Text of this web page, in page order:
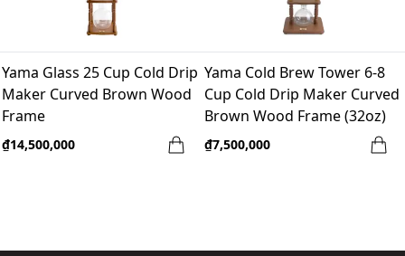
Yama Glass 25 Cup Cold Drip
Maker Curved Brown Wood
Frame
₫14,500,000
Yama Cold Brew Tower 6-8
Cup Cold Drip Maker Curved
Brown Wood Frame (32oz)
₫7,500,000